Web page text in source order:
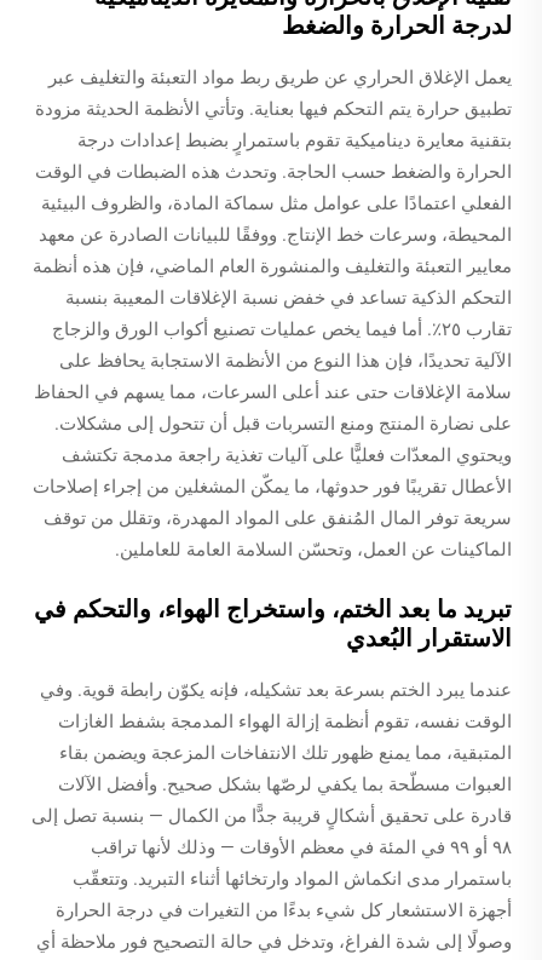
لدرجة الحرارة والضغط
يعمل الإغلاق الحراري عن طريق ربط مواد التعبئة والتغليف عبر
تطبيق حرارة يتم التحكم فيها بعناية. وتأتي الأنظمة الحديثة مزودة
بتقنية معايرة ديناميكية تقوم باستمرارٍ بضبط إعدادات درجة
الحرارة والضغط حسب الحاجة. وتحدث هذه الضبطات في الوقت
الفعلي اعتمادًا على عوامل مثل سماكة المادة، والظروف البيئية
المحيطة، وسرعات خط الإنتاج. ووفقًا للبيانات الصادرة عن معهد
معايير التعبئة والتغليف والمنشورة العام الماضي، فإن هذه أنظمة
التحكم الذكية تساعد في خفض نسبة الإغلاقات المعيبة بنسبة
تقارب ٢٥٪. أما فيما يخص عمليات تصنيع أكواب الورق والزجاج
الآلية تحديدًا، فإن هذا النوع من الأنظمة الاستجابة يحافظ على
سلامة الإغلاقات حتى عند أعلى السرعات، مما يسهم في الحفاظ
على نضارة المنتج ومنع التسربات قبل أن تتحول إلى مشكلات.
ويحتوي المعدّات فعليًّا على آليات تغذية راجعة مدمجة تكتشف
الأعطال تقريبًا فور حدوثها، ما يمكّن المشغلين من إجراء إصلاحات
سريعة توفر المال المُنفق على المواد المهدرة، وتقلل من توقف
الماكينات عن العمل، وتحسّن السلامة العامة للعاملين.
تبريد ما بعد الختم، واستخراج الهواء، والتحكم في
الاستقرار البُعدي
عندما يبرد الختم بسرعة بعد تشكيله، فإنه يكوّن رابطة قوية. وفي
الوقت نفسه، تقوم أنظمة إزالة الهواء المدمجة بشفط الغازات
المتبقية، مما يمنع ظهور تلك الانتفاخات المزعجة ويضمن بقاء
العبوات مسطّحة بما يكفي لرصّها بشكل صحيح. وأفضل الآلات
قادرة على تحقيق أشكالٍ قريبة جدًّا من الكمال — بنسبة تصل إلى
٩٨ أو ٩٩ في المئة في معظم الأوقات — وذلك لأنها تراقب
باستمرار مدى انكماش المواد وارتخائها أثناء التبريد. وتتعقّب
أجهزة الاستشعار كل شيء بدءًا من التغيرات في درجة الحرارة
وصولًا إلى شدة الفراغ، وتدخل في حالة التصحيح فور ملاحظة أي